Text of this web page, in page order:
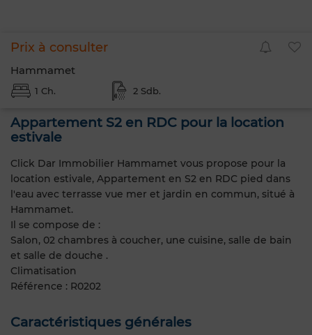
Prix à consulter
Hammamet
1 Ch. 2 Sdb.
Appartement S2 en RDC pour la location
estivale
Click Dar Immobilier Hammamet vous propose pour la
location estivale, Appartement en S2 en RDC pied dans
l'eau avec terrasse vue mer et jardin en commun, situé à
Hammamet.
Il se compose de :
Salon, 02 chambres à coucher, une cuisine, salle de bain
et salle de douche .
Climatisation
Référence : R0202
Caractéristiques générales